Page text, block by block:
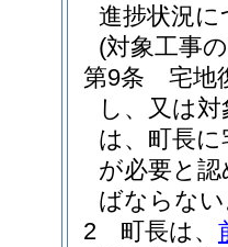
進捗状況
(対象工事
第9条
宅地
し、又は
は、町長
が必要と
ばならな
2
町長は、